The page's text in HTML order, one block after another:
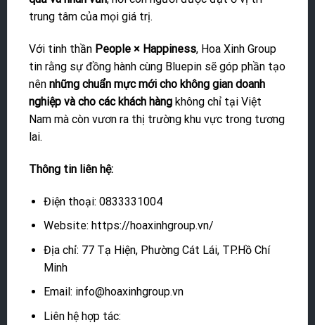
trung tâm của mọi giá trị.
Với tinh thần People × Happiness, Hoa Xinh Group
tin rằng sự đồng hành cùng Bluepin sẽ góp phần tạo
nên những chuẩn mực mới cho không gian doanh
nghiệp và cho các khách hàng không chỉ tại Việt
Nam mà còn vươn ra thị trường khu vực trong tương
lai.
Thông tin liên hệ:
Điện thoại: 0833331004
Website: https://hoaxinhgroup.vn/
Địa chỉ: 77 Tạ Hiện, Phường Cát Lái, TP.Hồ Chí
Minh
Email: info@hoaxinhgroup.vn
Liên hệ hợp tác: